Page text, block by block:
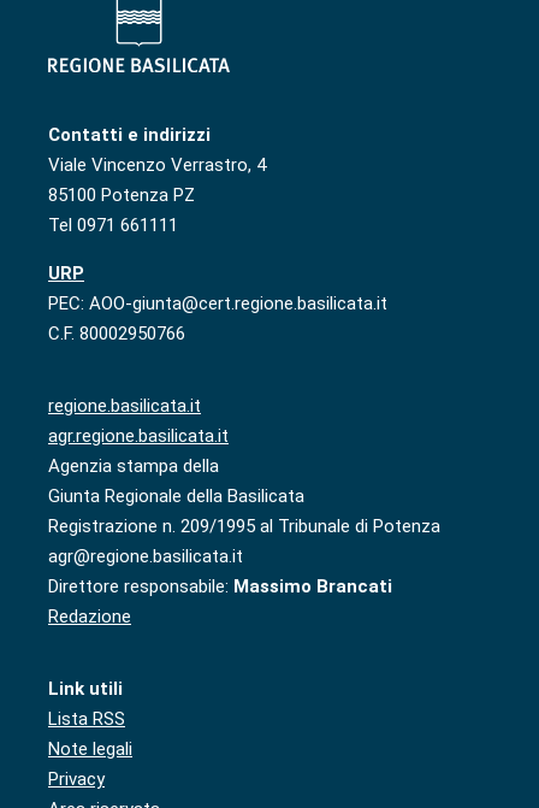
Contatti e indirizzi
Viale Vincenzo Verrastro, 4
85100 Potenza PZ
Tel 0971 661111
URP
PEC: AOO-giunta@cert.regione.basilicata.it
C.F. 80002950766
regione.basilicata.it
agr.regione.basilicata.it
Agenzia stampa della
Giunta Regionale della Basilicata
Registrazione n. 209/1995 al Tribunale di Potenza
agr@regione.basilicata.it
Direttore responsabile: Massimo Brancati
Redazione
Link utili
Lista RSS
Note legali
Privacy